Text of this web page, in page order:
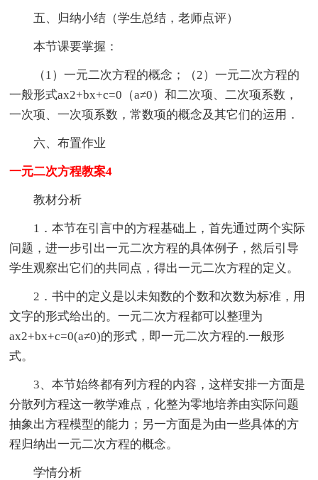
五、归纳小结（学生总结，老师点评）
本节课要掌握：
（1）一元二次方程的概念；（2）一元二次方程的
一般形式ax2+bx+c=0（a≠0）和二次项、二次项系数，
一次项、一次项系数，常数项的概念及其它们的运用．
六、布置作业
一元二次方程教案4
教材分析
1．本节在引言中的方程基础上，首先通过两个实际
问题，进一步引出一元二次方程的具体例子，然后引导
学生观察出它们的共同点，得出一元二次方程的定义。
2．书中的定义是以未知数的个数和次数为标准，用
文字的形式给出的。一元二次方程都可以整理为
ax2+bx+c=0(a≠0)的形式，即一元二次方程的.一般形
式。
3、本节始终都有列方程的内容，这样安排一方面是
分散列方程这一教学难点，化整为零地培养由实际问题
抽象出方程模型的能力；另一方面是为由一些具体的方
程归纳出一元二次方程的概念。
学情分析